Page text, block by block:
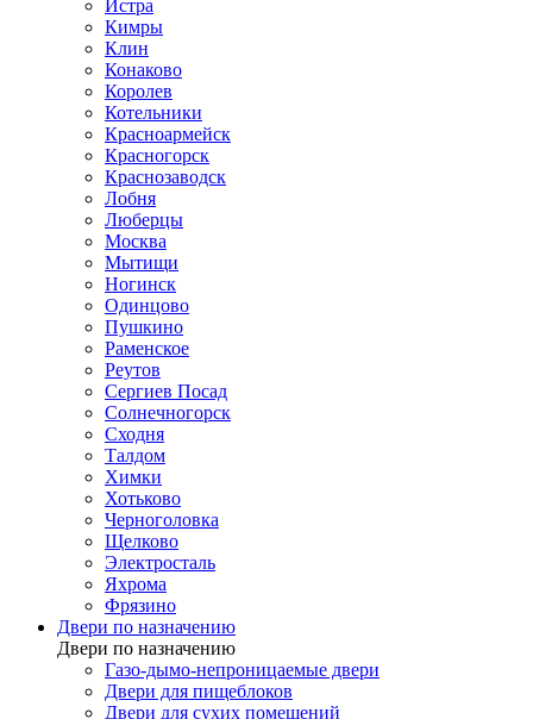
Истра
Кимры
Клин
Конаково
Королев
Котельники
Красноармейск
Красногорск
Краснозаводск
Лобня
Люберцы
Москва
Мытищи
Ногинск
Одинцово
Пушкино
Раменское
Реутов
Сергиев Посад
Солнечногорск
Сходня
Талдом
Химки
Хотьково
Черноголовка
Щелково
Электросталь
Яхрома
Фрязино
Двери по назначению
Двери по назначению
Газо-дымо-непроницаемые двери
Двери для пищеблоков
Двери для сухих помещений